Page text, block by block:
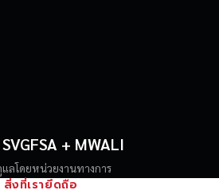
+ MWALI
ลโดยหน่วยงานทางการ
สิ่งที่เรายึดถือ